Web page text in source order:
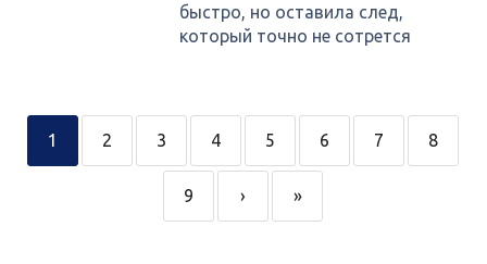
быстро, но оставила след,
который точно не сотрется
1 2 3 4 5 6 7 8
9 › »